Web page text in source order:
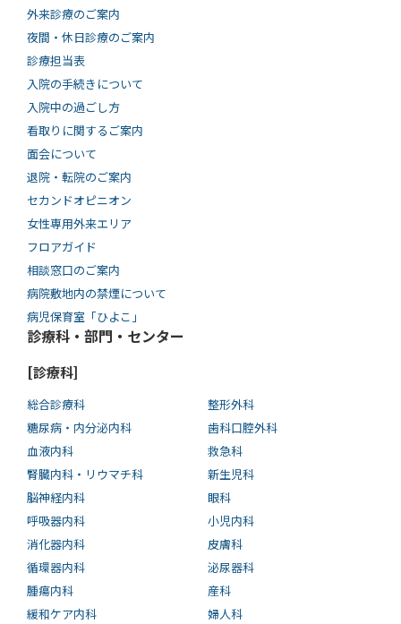
外来診療のご案内
夜間・休日診療のご案内
診療担当表
入院の手続きについて
入院中の過ごし方
看取りに関するご案内
面会について
退院・転院のご案内
セカンドオピニオン
女性専用外来エリア
フロアガイド
相談窓口のご案内
病院敷地内の禁煙について
病児保育室「ひよこ」
診療科・部門・センター
[診療科]
総合診療科
糖尿病・内分泌内科
血液内科
腎臓内科・リウマチ科
脳神経内科
呼吸器内科
消化器内科
循環器内科
腫瘍内科
緩和ケア内科
整形外科
歯科口腔外科
救急科
新生児科
眼科
小児内科
皮膚科
泌尿器科
産科
婦人科